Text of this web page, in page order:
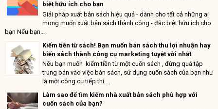
biệt hữu ích cho bạn
Giải pháp xuất bản sách hiệu quả - dành cho tất cả những ai
mong muốn xuất bản sách thành công - đặc biệt hữu ích cho
bạn Nếu bạn...
Kiếm tiền từ sách! Bạn muốn bán sách thu lợi nhuận hay
biến sách thành công cụ marketing tuyệt vời nhất
Nếu bạn muốn kiếm tiền từ một cuốn sách , đừng quá tập
trung bán vào việc bán sách, sử dụng cuốn sách của bạn như
là một công cụ tiếp thị ...
Làm sao để tìm kiếm nhà xuất bản sách phù hợp với
cuốn sách của bạn?